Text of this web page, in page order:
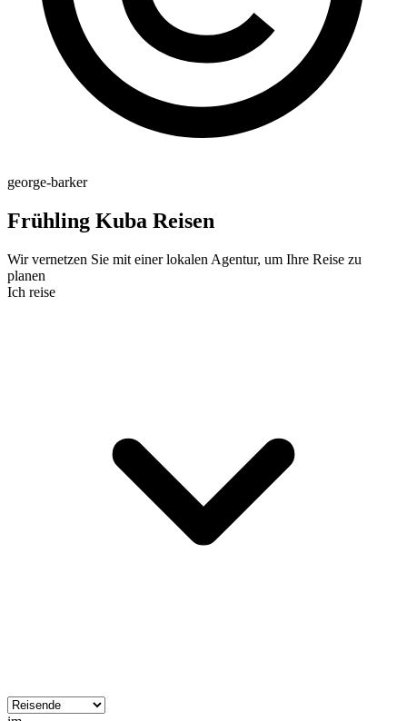
george-barker
Frühling Kuba Reisen
Wir vernetzen Sie mit einer lokalen Agentur, um Ihre Reise zu
planen
Ich reise